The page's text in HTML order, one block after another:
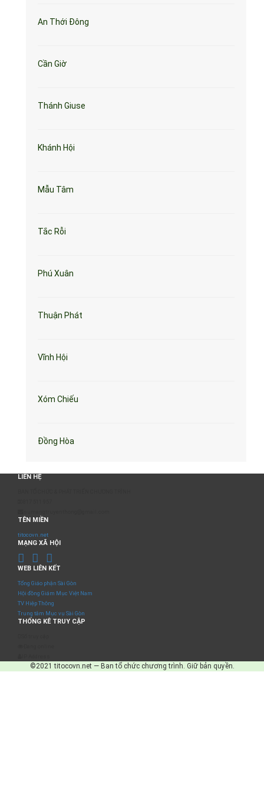
An Thới Đông
Cần Giờ
Thánh Giuse
Khánh Hội
Mẫu Tâm
Tắc Rỗi
Phú Xuân
Thuận Phát
Vĩnh Hội
Xóm Chiếu
Đồng Hòa
LIÊN HỆ
TÊN MIỀN
titocovn.net
MẠNG XÃ HỘI
WEB LIÊN KẾT
Tổng Giáo phận Sài Gòn
Hội đồng Giám Mục Việt Nam
TV Hiệp Thông
Trung tâm Mục vụ Sài Gòn
THỐNG KÊ TRUY CẬP
©2021 titocovn.net — Ban tổ chức chương trình. Giữ bản quyền.